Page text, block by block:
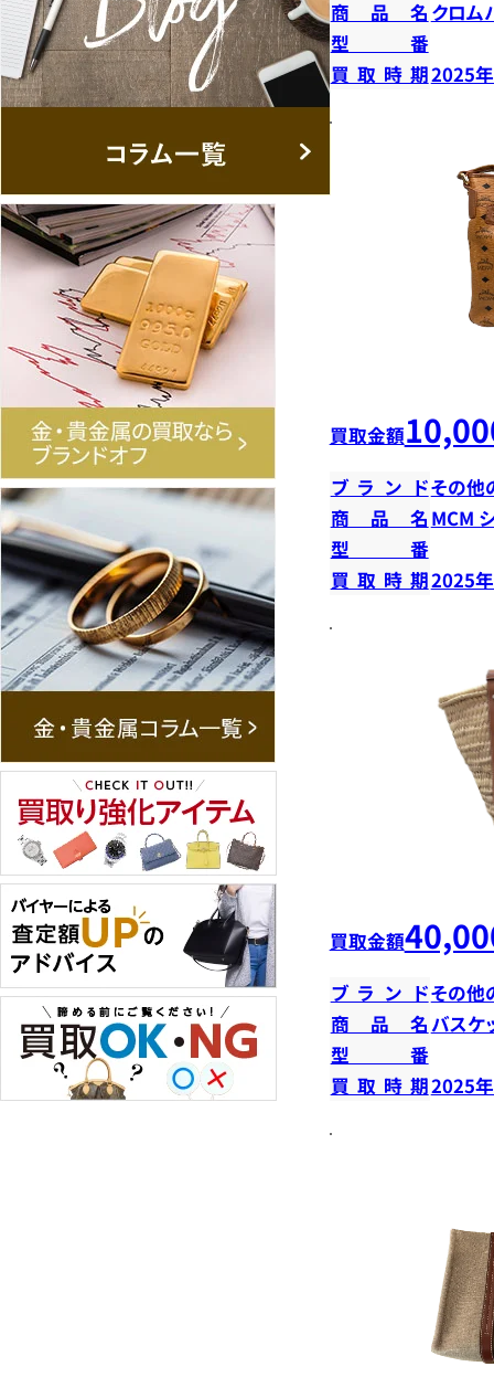
商品名 クロム
型番
買取時期2025
買取金額
ブランドその他
商品名 MCM
型番
買取時期2025
買取金額
ブランドその他
商品名バスケ
型番
買取時期2025